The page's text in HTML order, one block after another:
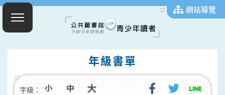
::: 網站導覽
年級書單
:::
字級：